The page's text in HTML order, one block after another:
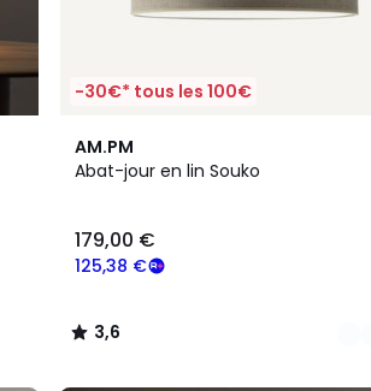
-30€* tous les 100€
AM.PM
Abat-jour en lin Souko
125,38 €
179,00 €
3,6
/ 5
2
Couleurs
3,6
/